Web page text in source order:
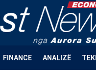
FINANCE ANALIZË